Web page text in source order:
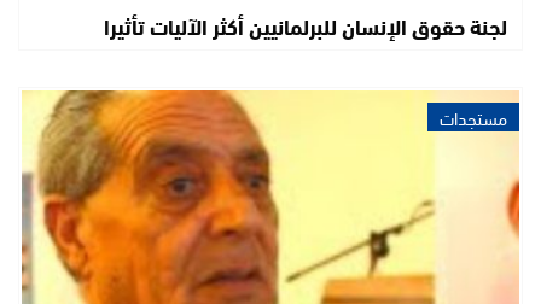
لجنة حقوق الإنسان للبرلمانيين أكثر الآليات تأثيرا
مستجدات